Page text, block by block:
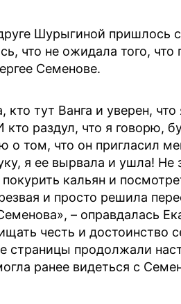
Шурыгиной пришлось
что не ожидала того, что
Семенове.
тут Ванга и уверен,
раздул, что я говорю,
о том, что он пригласил
я ее вырвала и ушла!
кальян и
и просто решила
– оправдалась
честь и достоинство
страницы продолжали
ранее видеться с